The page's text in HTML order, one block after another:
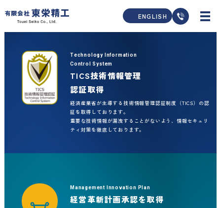
ENGLISH
製造ラインを救う
プラスチック成形金型の技術屋
成形現場の課題を解決する
更新金型製作
改造金型
（国内製、海外製問わず）
Technology Information
Control System
TICS技術情報管理
認証取得
経済産業省が主導する技術情報管理認証制度（TICS）の認
証を取得しております。
重要な技術情報が漏洩することがないよう、情報セキュリ
ティ対策を徹底しております。
Management Innovation Plan
経営革新計画承認を取得